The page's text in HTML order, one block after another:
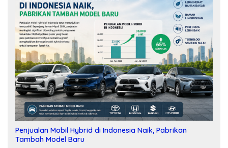
Penjualan Mobil Hybrid di Indonesia Naik, Pabrikan
Tambah Model Baru